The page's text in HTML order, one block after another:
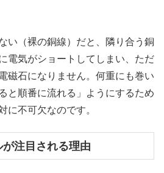
い（裸の銅線）だと、隣り合う銅
電気がショートしてしまい、ただ
磁石になりません。何重にも巻い
と順番に流れる」ようにするため
に不可欠なのです。
注目される理由